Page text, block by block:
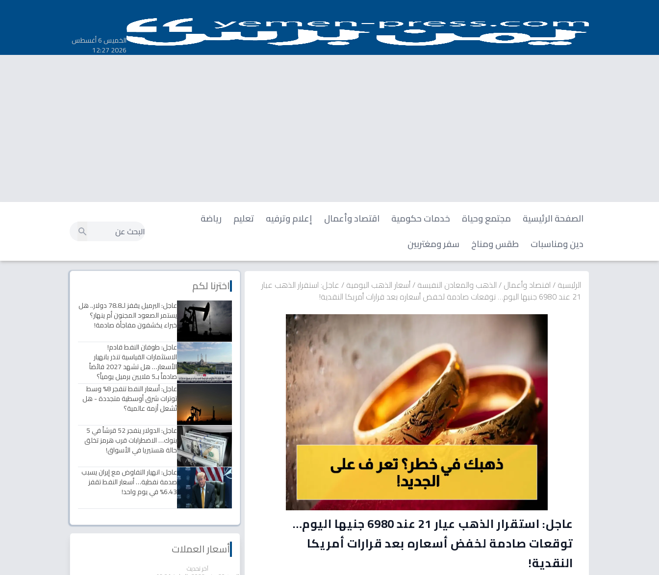
الخميس 6 أغسطس
2026 12:27
الصفحة الرئيسية مجتمع وحياة خدمات حكومية اقتصاد وأعمال إعلام وترفيه تعليم
رياضة
دين ومناسبات
طقس ومناخ سفر ومغتربين
الرئيسية/اقتصاد وأعمال/الذهب والمعادن النفيسة/أسعار الذهب اليومية/عاجل: استقرار الذهب عيار
21 عند 6980 جنيها اليوم… توقعات صادمة لخفض أسعاره بعد قرارات أمريكا النقدية!
عاجل: استقرار الذهب عيار 21 عند 6980 جنيها اليوم…
توقعات صادمة لخفض أسعاره بعد قرارات أمريكا
النقدية!
اخترنا لكم
عاجل: البرميل يقفز لـ78.8 دولار.. هل
يستمر الصعود المجنون أم ينهار؟
خبراء يكشفون مفاجأة صادمة!
عاجل: طوفان النفط قادم!
الاستثمارات القياسية تنذر بانهيار
الأسعار… هل تشهد 2027 فائضاً
صادماً بـ5 ملايين برميل يومياً؟
عاجل: أسعار النفط تنفجر 8% وسط
توترات شرق أوسطية متجددة - هل
تُشعل أزمة عالمية؟
عاجل: الدولار ينفجر 52 قرشاً في 5
بنوك… الاضطرابات قرب هرمز تخلق
حالة هستيريا في الأسواق!
عاجل: انهيار التفاوض مع إيران يسبب
صدمة نفطية… أسعار النفط تقفز
6.43% في يوم واحد!
أسعار العملات
آخر تحديث